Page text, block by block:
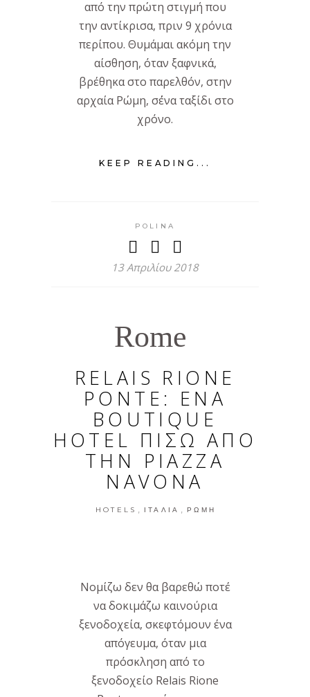
από την πρώτη στιγμή που
την αντίκρισα, πριν 9 χρόνια
περίπου. Θυμάμαι ακόμη την
αίσθηση, όταν ξαφνικά,
βρέθηκα στο παρελθόν, στην
αρχαία Ρώμη, σ΄ένα ταξίδι στο
χρόνο.
KEEP READING...
POLINA
13 Απριλίου 2018
Rome
RELAIS RIONE
PONTE: ΕΝΑ
BOUTIQUE
HOTEL ΠΙΣΩ ΑΠΟ
ΤΗΝ PIAZZA
NAVONA
HOTELS , ΙΤΑΛΊΑ , ΡΏΜΗ
Νομίζω δεν θα βαρεθώ ποτέ
να δοκιμάζω καινούρια
ξενοδοχεία, σκεφτόμουν ένα
απόγευμα, όταν μια
πρόσκληση από το
ξενοδοχείο Relais Rione